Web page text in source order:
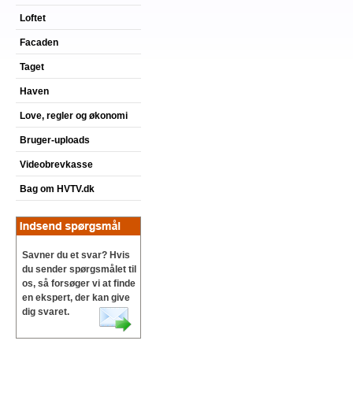
Loftet
Facaden
Taget
Haven
Love, regler og økonomi
Bruger-uploads
Videobrevkasse
Bag om HVTV.dk
Savner du et svar? Hvis
du sender spørgsmålet til
os, så forsøger vi at finde
en ekspert, der kan give
dig svaret.